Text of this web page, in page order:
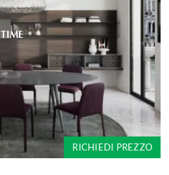
TIME
RICHIEDI PREZZO